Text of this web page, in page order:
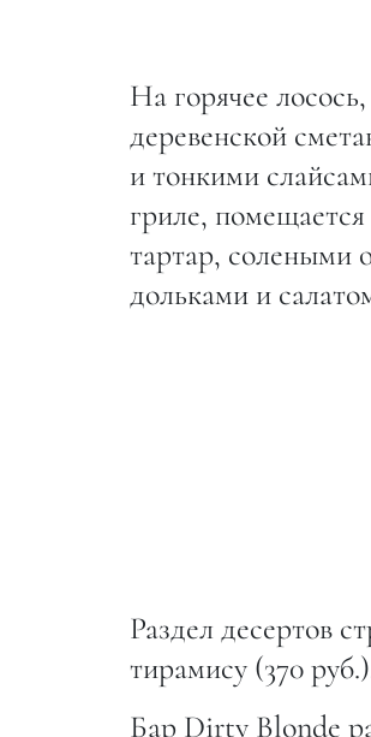
На горячее
деревенской
и тонкими
гриле,
тартар, солеными
дольками и
Раздел десертов
тирамису (370
Бар Dirty Blonde